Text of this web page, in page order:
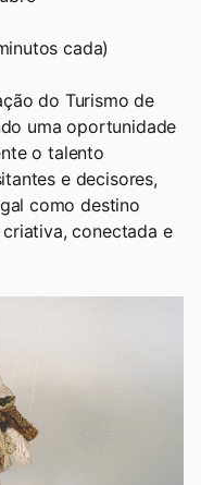
cada)
do Turismo de
uma oportunidade
o talento
e decisores,
como destino
conectada e